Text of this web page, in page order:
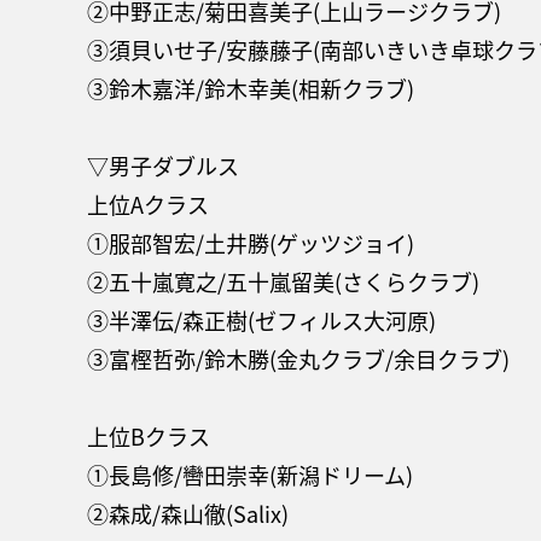
②中野正志/菊田喜美子(上山ラージクラブ)
③須貝いせ子/安藤藤子(南部いきいき卓球ク
③鈴木嘉洋/鈴木幸美(相新クラブ)
▽男子ダブルス
上位Aクラス
①服部智宏/土井勝(ゲッツジョイ)
②五十嵐寛之/五十嵐留美(さくらクラブ)
③半澤伝/森正樹(ゼフィルス大河原)
③富樫哲弥/鈴木勝(金丸クラブ/余目クラブ)
上位Bクラス
①長島修/轡田崇幸(新潟ドリーム)
②森成/森山徹(Salix)